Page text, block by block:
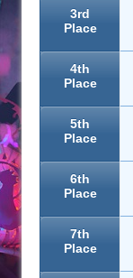
3rd
Place
4th
Place
5th
Place
6th
Place
7th
Place